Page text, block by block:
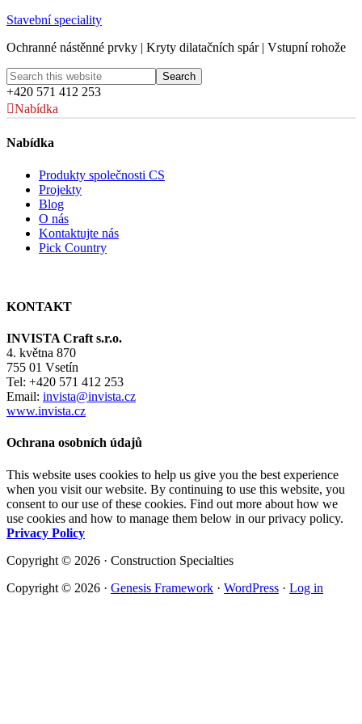
Stavební speciality
Ochranné nástěnné prvky | Kryty dilatačních spár | Vstupní rohože
+420 571 412 253
Nabídka
Nabídka
Produkty společnosti CS
Projekty
Blog
O nás
Kontaktujte nás
Pick Country
KONTAKT
INVISTA Craft s.r.o.
4. května 870
755 01 Vsetín
Tel: +420 571 412 253
Email: invista@invista.cz
www.invista.cz
Ochrana osobních údajů
This website uses cookies to help us give you the best experience
when you visit our website. By continuing to use this website, you
consent to our use of these cookies. Find out more about how we
use cookies and how to manage them below in our privacy policy.
Privacy Policy
Copyright © 2026 · Construction Specialties
Copyright © 2026 · Genesis Framework · WordPress · Log in